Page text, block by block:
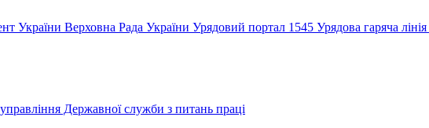
України Верховна Рада України Урядовий портал 1545 Урядова гаряча лінія
Державної служби з питань праці